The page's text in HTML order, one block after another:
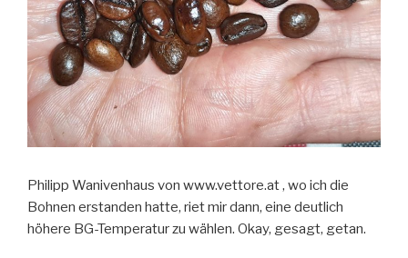
Philipp Wanivenhaus von www.vettore.at , wo ich die
Bohnen erstanden hatte, riet mir dann, eine deutlich
höhere BG-Temperatur zu wählen. Okay, gesagt, getan.